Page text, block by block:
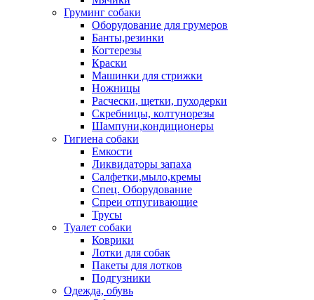
Груминг собаки
Оборудование для грумеров
Банты,резинки
Когтерезы
Краски
Машинки для стрижки
Ножницы
Расчески, щетки, пуходерки
Скребницы, колтунорезы
Шампуни,кондиционеры
Гигиена собаки
Емкости
Ликвидаторы запаха
Салфетки,мыло,кремы
Спец. Оборудование
Спреи отпугивающие
Трусы
Туалет собаки
Коврики
Лотки для собак
Пакеты для лотков
Подгузники
Одежда, обувь